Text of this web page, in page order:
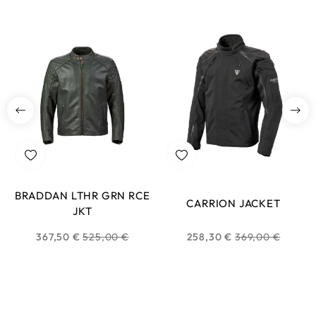
BRADDAN LTHR GRN RCE
JKT
367,50 € Prix
525,00 €
CARRION JACKET
258,30 € Prix
369,00 €